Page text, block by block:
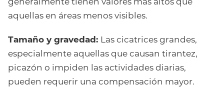
aquellas en áreas menos visibles.
Tamaño y gravedad: Las cicatrices grandes,
especialmente aquellas que causan tirantez,
picazón o impiden las actividades diarias,
pueden requerir una compensación mayor.